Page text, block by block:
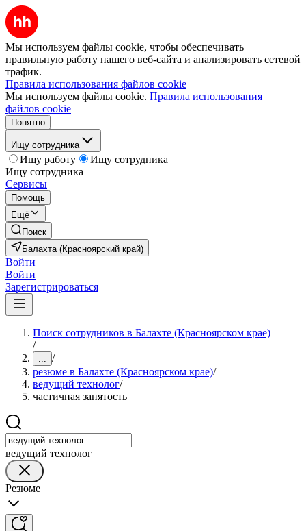
Мы используем файлы cookie, чтобы обеспечивать
правильную работу нашего веб-сайта и анализировать сетевой
трафик.
Правила использования файлов cookie
Мы используем файлы cookie. Правила использования
файлов cookie
Понятно
Ищу сотрудника
Ищу работу
Ищу сотрудника
Ищу сотрудника
Сервисы
Помощь
Ещё
Поиск
Балахта (Красноярский край)
Войти
Войти
Зарегистрироваться
Поиск сотрудников в Балахте (Красноярском крае)
/
... /
резюме в Балахте (Красноярском крае)/
ведущий технолог/
частичная занятость
ведущий технолог
Резюме